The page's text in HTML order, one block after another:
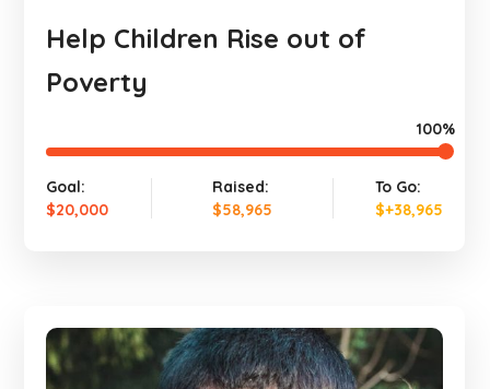
Help Children Rise out of
Poverty
100%
Goal:
$20,000
Raised:
$58,965
To Go:
$+38,965